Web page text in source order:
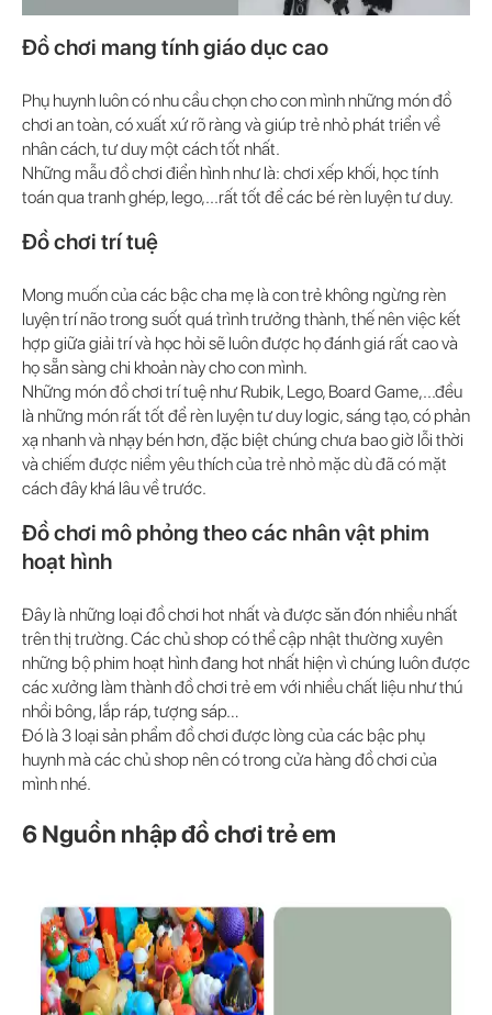
Đồ chơi mang tính giáo dục cao
Phụ huynh luôn có nhu cầu chọn cho con mình những món đồ
chơi an toàn, có xuất xứ rõ ràng và giúp trẻ nhỏ phát triển về
nhân cách, tư duy một cách tốt nhất.
Những mẫu đồ chơi điển hình như là: chơi xếp khối, học tính
toán qua tranh ghép, lego,...rất tốt để các bé rèn luyện tư duy.
Đồ chơi trí tuệ
Mong muốn của các bậc cha mẹ là con trẻ không ngừng rèn
luyện trí não trong suốt quá trình trưởng thành, thế nên việc kết
hợp giữa giải trí và học hỏi sẽ luôn được họ đánh giá rất cao và
họ sẵn sàng chi khoản này cho con mình.
Những món đồ chơi trí tuệ như Rubik, Lego, Board Game,...đều
là những món rất tốt để rèn luyện tư duy logic, sáng tạo, có phản
xạ nhanh và nhạy bén hơn, đặc biệt chúng chưa bao giờ lỗi thời
và chiếm được niềm yêu thích của trẻ nhỏ mặc dù đã có mặt
cách đây khá lâu về trước.
Đồ chơi mô phỏng theo các nhân vật phim
hoạt hình
Đây là những loại đồ chơi hot nhất và được săn đón nhiều nhất
trên thị trường. Các chủ shop có thể cập nhật thường xuyên
những bộ phim hoạt hình đang hot nhất hiện vì chúng luôn được
các xưởng làm thành đồ chơi trẻ em với nhiều chất liệu như thú
nhồi bông, lắp ráp, tượng sáp…
Đó là 3 loại sản phẩm đồ chơi được lòng của các bậc phụ
huynh mà các chủ shop nên có trong cửa hàng đồ chơi của
mình nhé.
6 Nguồn nhập đồ chơi trẻ em